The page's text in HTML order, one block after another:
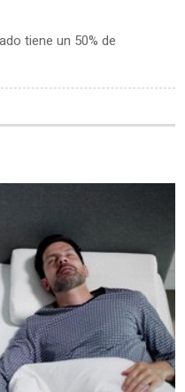
tiene un 50% de